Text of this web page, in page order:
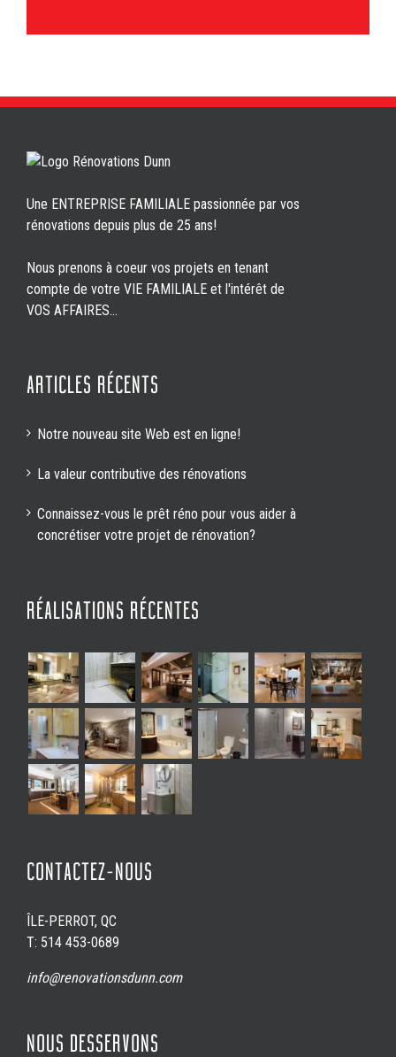
Une ENTREPRISE FAMILIALE passionnée par vos
rénovations depuis plus de 25 ans!
Nous prenons à coeur vos projets en tenant
compte de votre VIE FAMILIALE et l'intérêt de
VOS AFFAIRES...
ARTICLES RÉCENTS
Notre nouveau site Web est en ligne!
La valeur contributive des rénovations
Connaissez-vous le prêt réno pour vous aider à
concrétiser votre projet de rénovation?
RÉALISATIONS RÉCENTES
CONTACTEZ-NOUS
ÎLE-PERROT, QC
T: 514 453-0689
info@renovationsdunn.com
NOUS DESSERVONS